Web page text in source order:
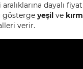
dayalı
gösterge yeşil ve
verir.